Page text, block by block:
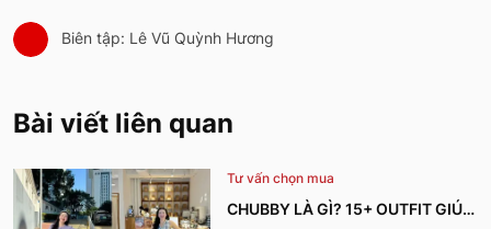
Biên tập: Lê Vũ Quỳnh Hương
Bài viết liên quan
Tư vấn chọn mua
CHUBBY LÀ GÌ? 15+ OUTFIT GIÚP